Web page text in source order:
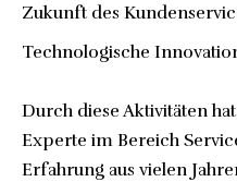
Zukunft des
Technologische
Durch diese Aktivitäten
Experte im Bereich
Erfahrung aus vielen